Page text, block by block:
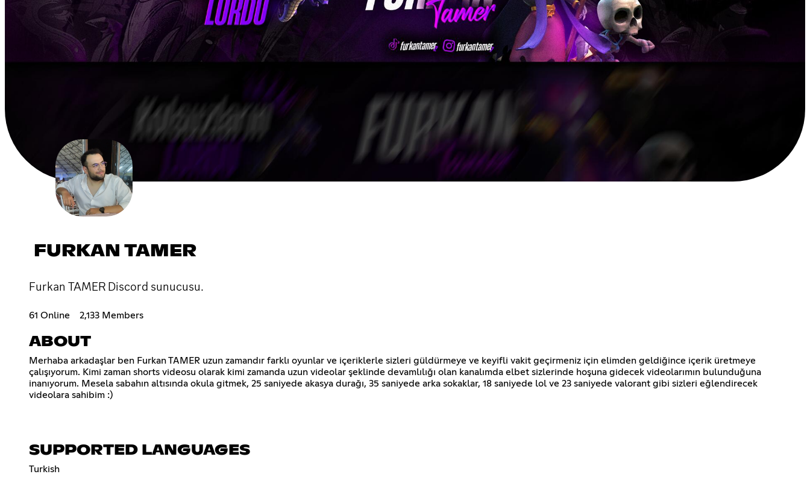
FURKAN TAMER
Furkan TAMER Discord sunucusu.
61 Online 2,133 Members
ABOUT
Merhaba arkadaşlar ben Furkan TAMER uzun zamandır farklı oyunlar ve içeriklerle sizleri güldürmeye ve keyifli vakit geçirmeniz için elimden geldiğince içerik üretmeye
çalışıyorum. Kimi zaman shorts videosu olarak kimi zamanda uzun videolar şeklinde devamlılığı olan kanalımda elbet sizlerinde hoşuna gidecek videolarımın bulunduğuna
inanıyorum. Mesela sabahın altısında okula gitmek, 25 saniyede akasya durağı, 35 saniyede arka sokaklar, 18 saniyede lol ve 23 saniyede valorant gibi sizleri eğlendirecek
videolara sahibim :)
SUPPORTED LANGUAGES
Turkish